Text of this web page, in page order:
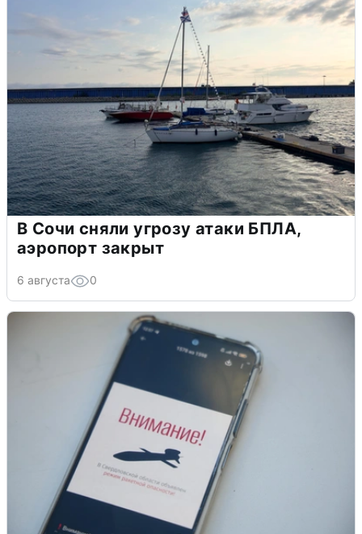
В Сочи сняли угрозу атаки БПЛА,
аэропорт закрыт
6 августа 0